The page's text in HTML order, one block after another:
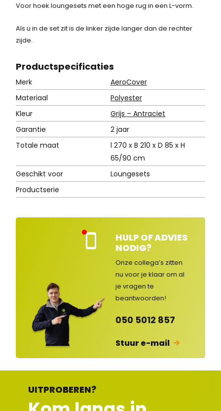
Voor hoek loungesets met een hoge rug in een L-vorm.
Als u in de set zit is de linker zijde langer dan de rechter
zijde.
Productspecificaties
Merk
AeroCover
Materiaal
Polyester
Kleur
Grijs – Antraciet
Garantie
2 jaar
Totale maat
l 270 x B 210 x D 85 x H
65/90 cm
Geschikt voor
Loungesets
Productserie
nte
en
HULP OF ADVIES
NODIG?
Onze collega’s zitten
nu voor je klaar om al
je vragen te
beantwoorden!
050 5012 857
Stuur e-mail
UITPROBEREN?